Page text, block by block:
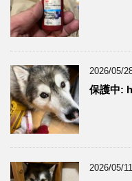
2026/05/
保護中:
2026/05/11